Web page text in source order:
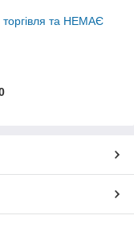
торгівля та НЕМАЄ